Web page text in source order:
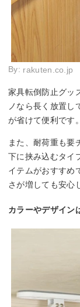
By: rakuten.co.jp
家具転倒防止グッ
ノなら長く放置し
が省けて便利です。
また、耐荷重も要
下に挟み込むタイ
イテムがおすすめ
さが増しても安心
カラーやデザイン